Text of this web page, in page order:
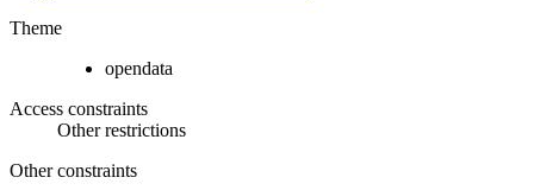
Theme
opendata
Access constraints
Other restrictions
Other constraints